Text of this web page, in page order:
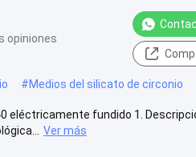
opiniones
#Medios del silicato de circonio
eléctricamente fundido 1.
Ver más